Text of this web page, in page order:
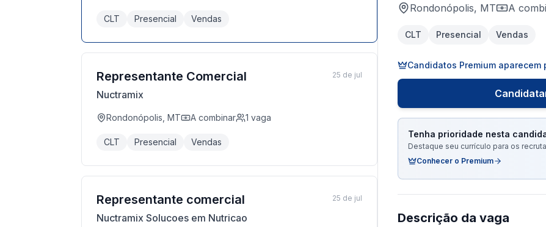
CLT Presencial Vendas
Representante Comercial
Nuctramix
Rondonópolis, MT A combinar 1 vaga
CLT Presencial Vendas
25 de jul
Representante comercial
Nuctramix Solucoes em Nutricao
25 de jul
Rondonópolis, MT A
CLT Presencial Vendas
Candidatos Premium aparecem
Tenha prioridade nesta
Destaque seu currículo para os
Conhecer o Premium
Descrição da vaga